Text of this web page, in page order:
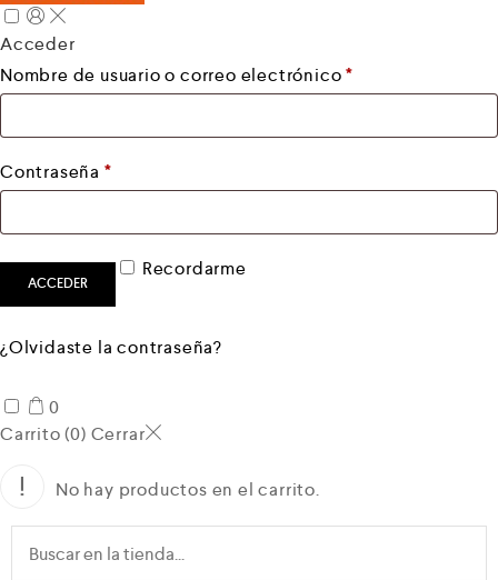
Acceder
Nombre de usuario o correo electrónico*
Contraseña *Obligatorio
Recordarme
ACCEDER
¿Olvidaste la contraseña?
0
Carrito (0) Cerrar
No hay productos en el carrito.